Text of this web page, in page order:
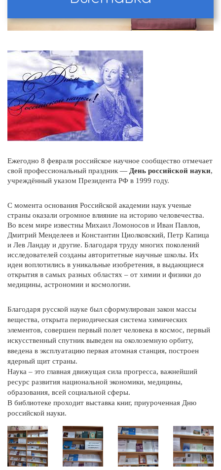
Ежегодно 8 февраля российское научное сообщество отмечает
свой профессиональный праздник — День российской науки,
учреждённый указом Президента РФ в 1999 году.
С момента основания Российской академии наук ученые
страны оказали огромное влияние на историю человечества.
Во всем мире известны Михаил Ломоносов и Иван Павлов,
Дмитрий Менделеев и Константин Циолковский, Петр Капица
и Лев Ландау и другие. Благодаря труду многих поколений
исследователей созданы авторитетные научные школы. Их
идеи воплотились в уникальные изобретения, в выдающиеся
открытия в самых разных областях – от химии и физики до
медицины, астрономии и космологии.
Благодаря русской науке был сформулирован закон массы
вещества, открыта периодическая система химических
элементов, совершен первый полет человека в космос, первый
искусственный спутник выведен на околоземную орбиту,
введена в эксплуатацию первая атомная станция, построен
ядерный щит страны.
Наука – это главная движущая сила прогресса, важнейший
ресурс развития национальной экономики, медицины,
образования, всей социальной сферы.
В библиотеке проходит выставка книг, приуроченная Дню
российской науки.